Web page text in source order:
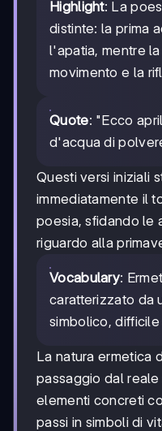
Highlight: La
distinte: la prima
l'apatia, mentre
movimento e la
Quote: "Ecco
d'acqua di
Questi versi iniziali
immediatamente il
poesia, sfidando le
riguardo alla
Vocabulary:
caratterizzato da
simbolico,
La natura ermetica
passaggio dal
elementi concreti
passi in simboli di